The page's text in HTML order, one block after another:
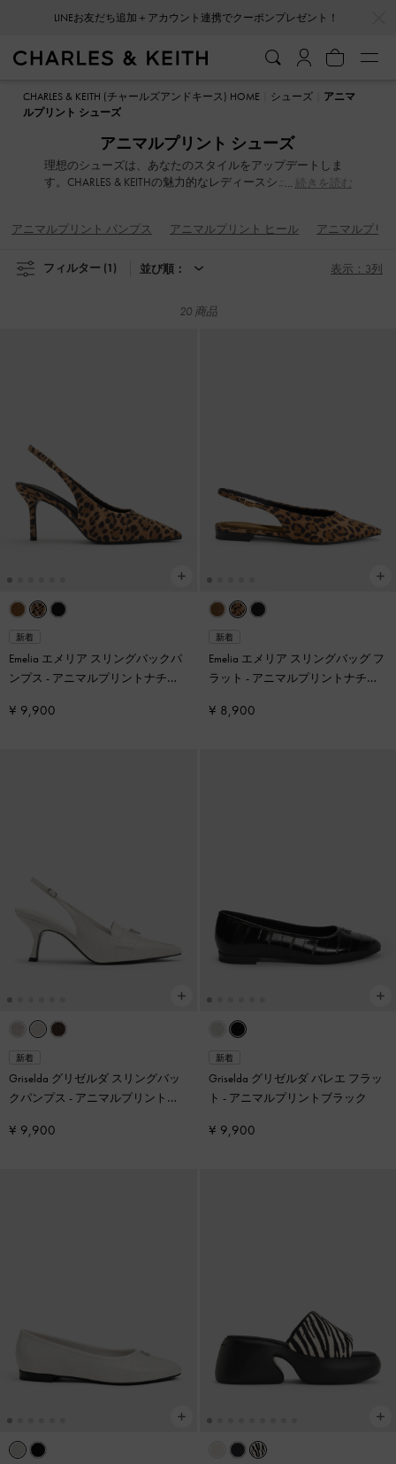
LINEお友だち追加＋アカウント連携でクーポンプレゼント！
LINEお友だち追加＋アカウント連携でクーポンプレゼント！
CHARLES & KEITH (チャールズアンドキース) HOME シューズ
アニマ
ルプリント シューズ
アニマルプリント シューズ
理想のシューズは、あなたのスタイルをアップデートしま
す。CHARLES & KEITHの魅力的なレディースシューズコレク
イン、洗練されたブレードヒール、女性らしいアンクルス
練されたディテールでスタイルを格上げします。どんな気
続きを読む
アニマルプリント パンプス アニマルプリント ヒール アニマルプリ
フィルター (1) 並び順： 表示：3列
20 商品
新着
Emelia エメリア スリングバックパ
ンプス - アニマルプリントナチュ
¥ 9,900
新着
Emelia エメリア スリングバッグ フ
ラット - アニマルプリントナチュ
¥ 8,900
新着
Griselda グリゼルダ スリングバッ
クパンプス - アニマルプリントホ
¥ 9,900
新着
Griselda グリゼルダ バレエ フラッ
ト - アニマルプリントブラック
¥ 9,900